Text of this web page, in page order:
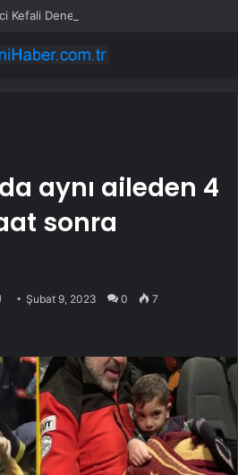
Kefali Denetimi
aynı aileden 4
sonra
Şubat 9, 2023 0 7